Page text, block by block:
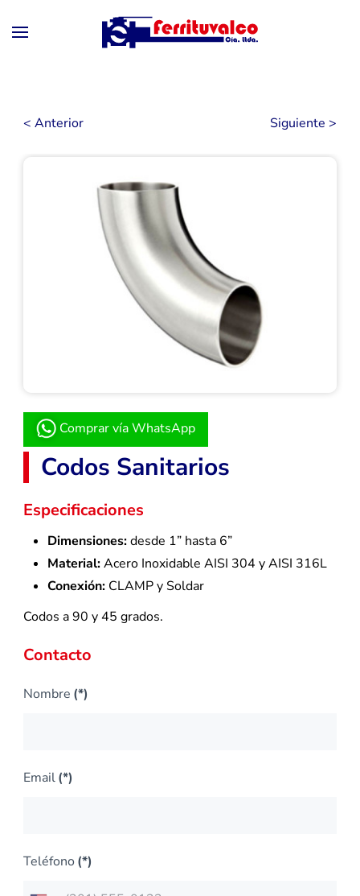
Skip to main content
< Anterior Siguiente >
Comprar vía WhatsApp
Codos Sanitarios
Especificaciones
Dimensiones:desde 1” hasta 6”
Material:Acero Inoxidable AISI 304 y AISI 316L
Conexión: CLAMP y Soldar
Codos a 90 y 45 grados.
Contacto
Nombre (*)
Email(*)
Teléfono (*)